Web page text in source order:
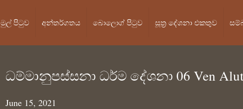
මුල් පි‍ටුව අන්තර්ගතය බොලොග් පි‍ටුව සූත්‍ර දේශනා එකතුව
ධම්මානුපස්සනා ධර්ම දේශනා 06 Ven
June 15, 2021